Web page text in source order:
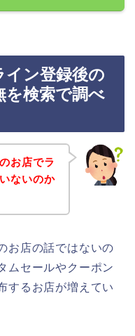
イン登録後の
を検索で調べ
お店でラ
ないのか
お店の話ではないの
ムセールやクーポン
するお店が増えてい